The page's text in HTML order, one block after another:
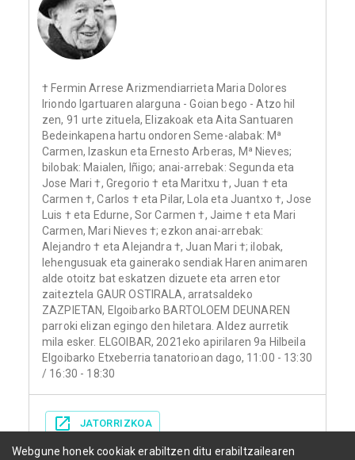
† Fermin Arrese Arizmendiarrieta Maria Dolores
Iriondo Igartuaren alarguna - Goian bego - Atzo hil
zen, 91 urte zituela, Elizakoak eta Aita Santuaren
Bedeinkapena hartu ondoren Seme-alabak: Mª
Carmen, Izaskun eta Ernesto Arberas, Mª Nieves;
bilobak: Maialen, Iñigo; anai-arrebak: Segunda eta
Jose Mari †, Gregorio † eta Maritxu †, Juan † eta
Carmen †, Carlos † eta Pilar, Lola eta Juantxo †, Jose
Luis † eta Edurne, Sor Carmen †, Jaime † eta Mari
Carmen, Mari Nieves †; ezkon anai-arrebak:
Alejandro † eta Alejandra †, Juan Mari †; ilobak,
lehengusuak eta gainerako sendiak Haren animaren
alde otoitz bat eskatzen dizuete eta arren etor
zaiteztela GAUR OSTIRALA, arratsaldeko
ZAZPIETAN, Elgoibarko BARTOLOEM DEUNAREN
parroki elizan egingo den hiletara. Aldez aurretik
mila esker. ELGOIBAR, 2021eko apirilaren 9a Hilbeila
Elgoibarko Etxeberria tanatorioan dago, 11:00 - 13:30
/ 16:30 - 18:30
JATORRIZKOA
Webgune honek cookiak erabiltzen ditu erabiltzailearen